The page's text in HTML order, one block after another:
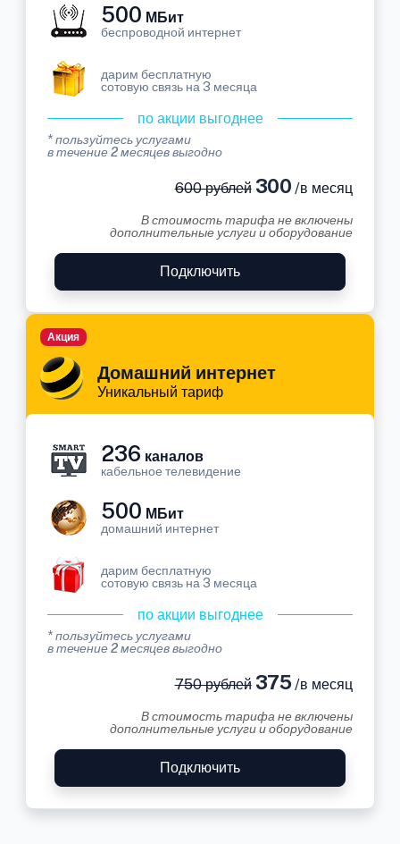
500 МБит
беспроводной интернет
дарим бесплатную
сотовую связь на 3 месяца
по акции выгоднее
* пользуйтесь услугами
в течение 2 месяцев выгодно
600 рублей300 /в месяц
В стоимость тарифа не включены
дополнительные услуги и оборудование
Подключить
Домашний интернет
Уникальный тариф
Акция
236 каналов
кабельное телевидение
500 МБит
домашний интернет
дарим бесплатную
сотовую связь на 3 месяца
по акции выгоднее
* пользуйтесь услугами
в течение 2 месяцев выгодно
750 рублей375 /в месяц
В стоимость тарифа не включены
дополнительные услуги и оборудование
Подключить